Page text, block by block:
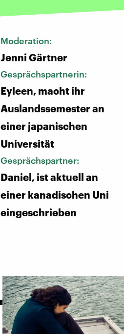
Moderation:
Jenni Gärtner
Gesprächspartnerin:
Eyleen, macht ihr
Auslandssemester an
einer japanischen
Universität
Gesprächspartner:
Daniel, ist aktuell an
einer kanadischen Uni
eingeschrieben